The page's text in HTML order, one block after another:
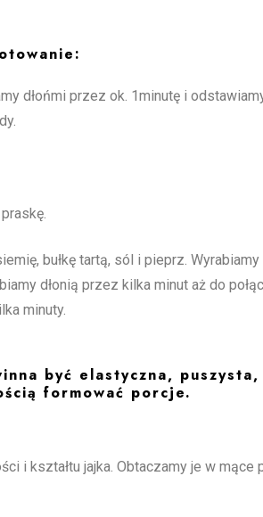
dłońmi przez ok. 1minutę i
bułkę tartą, sól i pieprz.
dłonią przez kilka minut aż do
minuty.
być elastyczna,
formować porcje.
i kształtu jajka. Obtaczamy je w